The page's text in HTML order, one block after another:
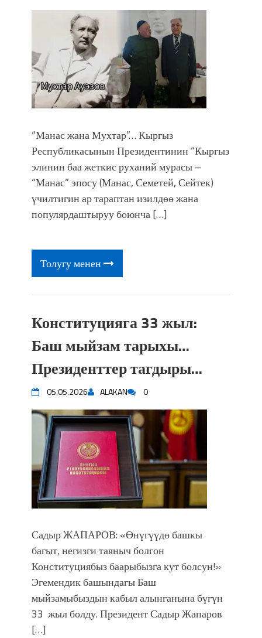
“Манас жана Мухтар”… Кыргыз
Республикасынын Президентинин “Кыргыз
элинин баа жеткис руханий мурасы –
“Манас” эпосу (Манас, Семетей, Сейтек)
үчилтигин ар тараптан изилдөө жана
популярдаштыруу боюнча […]
Толугу менен
Конституцияга 33 жыл:
Баш мыйзам тарыхы…
Президенттер тагдыры…
05.05.2026 ALAKAN 0
Садыр ЖАПАРОВ: «Өнүгүүдө башкы
багыт, негизги таяныч болгон
Конституциябыз баарыбызга кут болсун!»
Эгемендик башындагы Баш
мыйзамыбыздын кабыл алынганына бүгүн
33 жыл болду. Президент Садыр Жапаров
[…]